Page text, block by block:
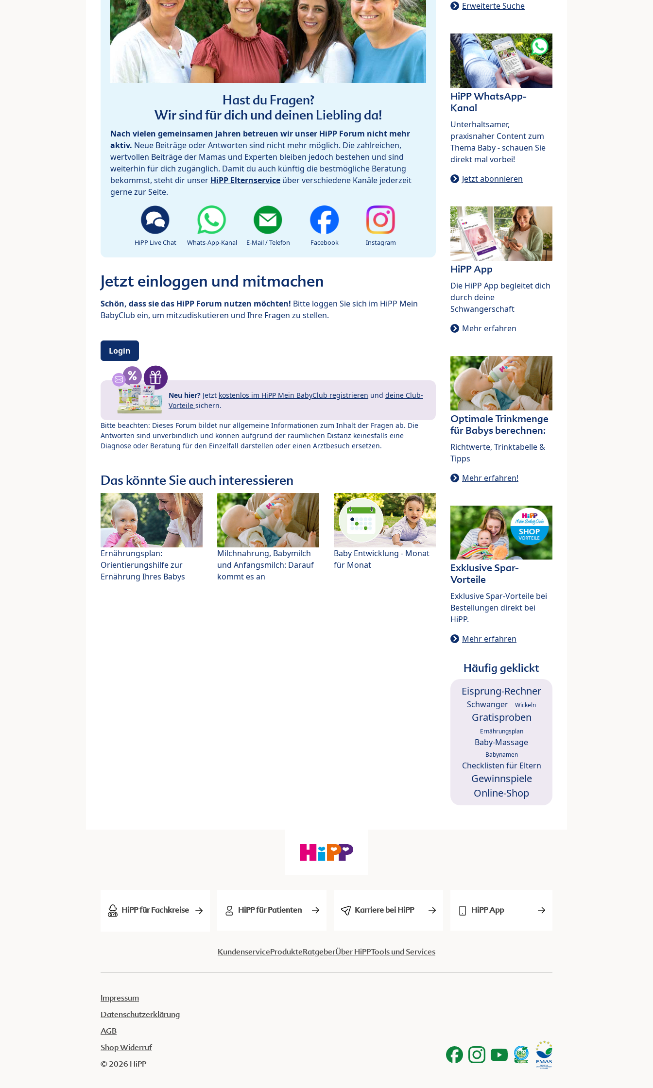
Hast du Fragen?
Wir sind für dich und deinen Liebling da!
Nach vielen gemeinsamen Jahren betreuen wir unser HiPP Forum nicht mehr
aktiv. Neue Beiträge oder Antworten sind nicht mehr möglich. Die zahlreichen,
wertvollen Beiträge der Mamas und Experten bleiben jedoch bestehen und sind
weiterhin für dich zugänglich. Damit du auch künftig die bestmögliche Beratung
bekommst, steht dir unser HiPP Elternservice über verschiedene Kanäle jederzeit
gerne zur Seite.
HiPP Live Chat Whats-App-Kanal E-Mail / Telefon Facebook Instagram
Jetzt einloggen und mitmachen
Schön, dass sie das HiPP Forum nutzen möchten! Bitte loggen Sie sich im HiPP Mein
BabyClub ein, um mitzudiskutieren und Ihre Fragen zu stellen.
Login
Neu hier? Jetzt kostenlos im HiPP Mein BabyClub registrieren und deine Club-
Vorteile sichern.
Bitte beachten: Dieses Forum bildet nur allgemeine Informationen zum Inhalt der Fragen ab. Die
Antworten sind unverbindlich und können aufgrund der räumlichen Distanz keinesfalls eine
Diagnose oder Beratung für den Einzelfall darstellen oder einen Arztbesuch ersetzen.
Das könnte Sie auch interessieren
Ernährungsplan:
Orientierungshilfe zur
Ernährung Ihres Babys
Milchnahrung, Babymilch
und Anfangsmilch: Darauf
kommt es an
Baby Entwicklung - Monat
für Monat
Erweiterte Suche
HiPP WhatsApp-
Kanal
Unterhaltsamer,
praxisnaher Content zum
Thema Baby - schauen Sie
direkt mal vorbei!
Jetzt abonnieren
HiPP App
Die HiPP App begleitet dich
durch deine
Schwangerschaft
Mehr erfahren
Optimale Trinkmenge
für Babys berechnen:
Richtwerte, Trinktabelle &
Tipps
Mehr erfahren!
Exklusive Spar-
Vorteile
Exklusive Spar-Vorteile bei
Bestellungen direkt bei
HiPP.
Mehr erfahren
Häufig geklickt
Eisprung-Rechner
Schwanger Wickeln
Gratisproben
Ernährungsplan
Baby-Massage
Babynamen
Checklisten für Eltern
Gewinnspiele
Online-Shop
HiPP für Fachkreise HiPP für Patienten Karriere bei HiPP HiPP App
KundenserviceProdukteRatgeberÜber HiPPTools und Services
Impressum
Datenschutzerklärung
AGB
Shop Widerruf
© 2026 HiPP